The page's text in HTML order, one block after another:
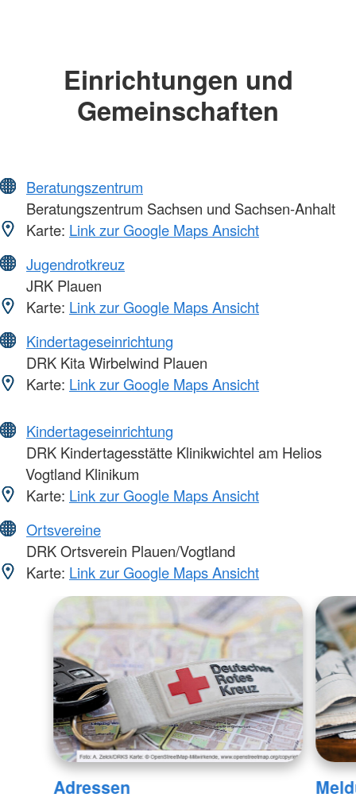
Einrichtungen und
Gemeinschaften
Beratungszentrum
Beratungszentrum Sachsen und Sachsen-Anhalt
Karte: Link zur Google Maps Ansicht
Jugendrotkreuz
JRK Plauen
Karte: Link zur Google Maps Ansicht
Kindertageseinrichtung
DRK Kita Wirbelwind Plauen
Karte: Link zur Google Maps Ansicht
Kindertageseinrichtung
DRK Kindertagesstätte Klinikwichtel am Helios
Vogtland Klinikum
Karte: Link zur Google Maps Ansicht
Ortsvereine
DRK Ortsverein Plauen/Vogtland
Karte: Link zur Google Maps Ansicht
Adressen